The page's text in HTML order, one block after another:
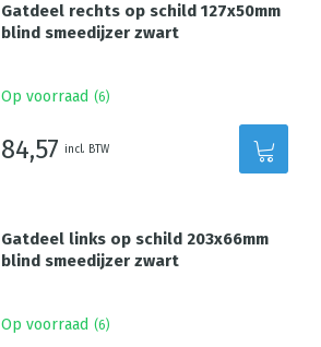
Gatdeel rechts op schild 127x50mm
blind smeedijzer zwart
Op voorraad (6)
84,57 incl. BTW
Gatdeel links op schild 203x66mm
blind smeedijzer zwart
Op voorraad (6)